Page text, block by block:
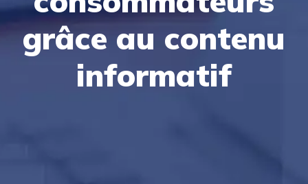
grâce au contenu
informatif